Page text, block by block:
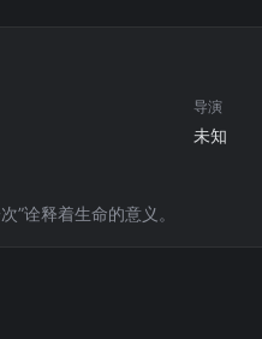
导演
未知
”诠释着生命的意义。